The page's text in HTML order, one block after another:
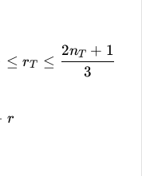
≤ rT ≤
3
2nT + 1
r